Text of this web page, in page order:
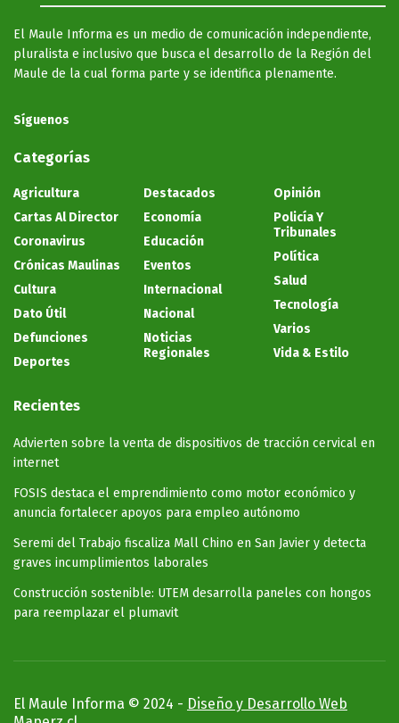
El Maule Informa es un medio de comunicación independiente,
pluralista e inclusivo que busca el desarrollo de la Región del
Maule de la cual forma parte y se identifica plenamente.
Síguenos
Categorías
Agricultura
Cartas Al Director
Coronavirus
Crónicas Maulinas
Cultura
Dato Útil
Defunciones
Deportes
Destacados
Economía
Educación
Eventos
Internacional
Nacional
Noticias
Regionales
Opinión
Policía Y
Tribunales
Política
Salud
Tecnología
Varios
Vida & Estilo
Recientes
Advierten sobre la venta de dispositivos de tracción cervical en
internet
FOSIS destaca el emprendimiento como motor económico y
anuncia fortalecer apoyos para empleo autónomo
Seremi del Trabajo fiscaliza Mall Chino en San Javier y detecta
graves incumplimientos laborales
Construcción sostenible: UTEM desarrolla paneles con hongos
para reemplazar el plumavit
El Maule Informa © 2024 - Diseño y Desarrollo Web